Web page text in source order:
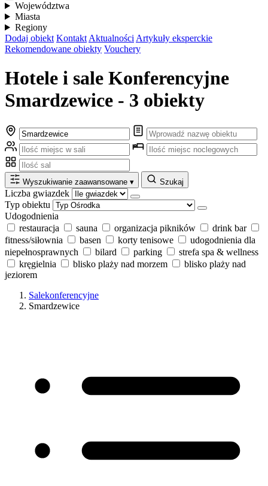
Województwa
Miasta
Regiony
Dodaj obiekt Kontakt Aktualności Artykuły eksperckie
Rekomendowane obiekty Vouchery
Hotele i sale Konferencyjne
Smardzewice - 3 obiekty
Wyszukiwanie zaawansowane ▾ Szukaj
Liczba gwiazdek
Typ obiektu
Udogodnienia
restauracja
sauna organizacja pikników
drink bar
fitness/siłownia
basen korty tenisowe
udogodnienia dla
niepełnosprawnych
bilard parking
strefa spa & wellness
kręgielnia
blisko plaży nad morzem
blisko plaży nad
jeziorem
Salekonferencyjne
Smardzewice